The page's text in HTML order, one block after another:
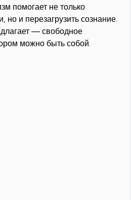
помогает не только
но и перезагрузить сознание.
— свободное
можно быть собой.